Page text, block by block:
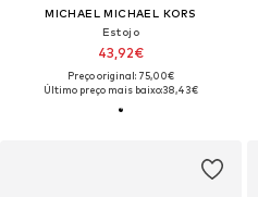
MICHAEL MICHAEL KORS
Estojo
43,92€
Preço original: 75,00€
Último preço mais baixo:38,43€